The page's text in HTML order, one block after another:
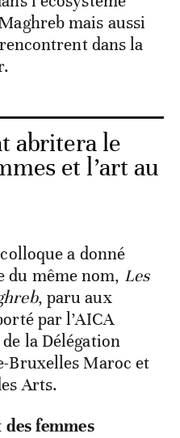
mais aussi
dans la
abritera le
et l’art au
a donné
du même nom, Les
, paru aux
par l’AICA
la Délégation
Bruxelles Maroc et
Arts.
femmes